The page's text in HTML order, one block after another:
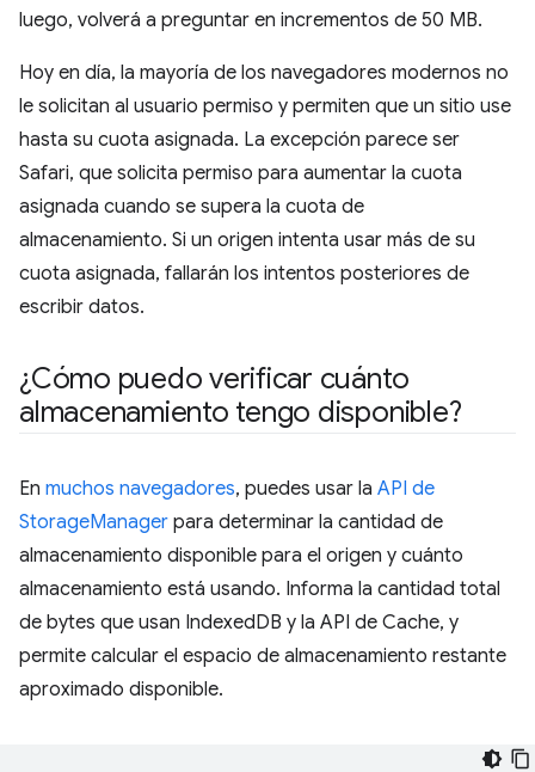
luego, volverá a preguntar en incrementos de 50 MB.
Hoy en día, la mayoría de los navegadores modernos no
le solicitan al usuario permiso y permiten que un sitio use
hasta su cuota asignada. La excepción parece ser
Safari, que solicita permiso para aumentar la cuota
asignada cuando se supera la cuota de
almacenamiento. Si un origen intenta usar más de su
cuota asignada, fallarán los intentos posteriores de
escribir datos.
¿Cómo puedo verificar cuánto
almacenamiento tengo disponible?
En muchos navegadores, puedes usar la API de
StorageManager para determinar la cantidad de
almacenamiento disponible para el origen y cuánto
almacenamiento está usando. Informa la cantidad total
de bytes que usan IndexedDB y la API de Cache, y
permite calcular el espacio de almacenamiento restante
aproximado disponible.